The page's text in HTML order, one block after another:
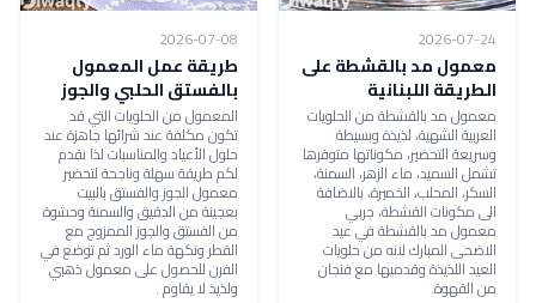
2026-07-24
معمول مد بالقشطة على
الطريقة اللبنانية
معمول مد بالقشطة من الحلويات
العربية الشهية، لذيذة وبسيطة
وسريعة التحضير، مكوناتها متوفرها
تشمل السميد، ماء الزهر، السمنة،
السكر، المحلب، الخميرة، بالاضافة
الى مكونات القشطة، جربي
معمول مد بالقشطة في عيد
الاضحى المبارك لانه من حلويات
العيد اللذيذة وقدميها مع فنجان
من القهوة.
2026-07-08
طريقة عمل المعمول
بالفستق الحلبي والجوز
المعمول من الحلويات التي قد
تكون مكلفة عند شرائها جاهزة عند
حلول الأعياد والمناسبات لذا نقدم
لكم طريقة سهلة وناجحة لتحضير
معمول الجوز والفستق بالبيت
بعجينة من الدقيق والسمنة وحشوة
من الفستق والجوز الممزوج مع
القطر ونكهة ماء الورد ثم توضع في
الفرن للحصول على معمول ذهبي
ولذيذ لا يقاوم .